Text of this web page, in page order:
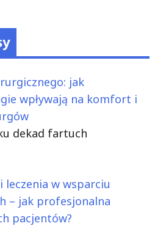
jak
wpływają na komfort i
dekad fartuch
leczenia w wsparciu
– jak profesjonalna
pacjentów?